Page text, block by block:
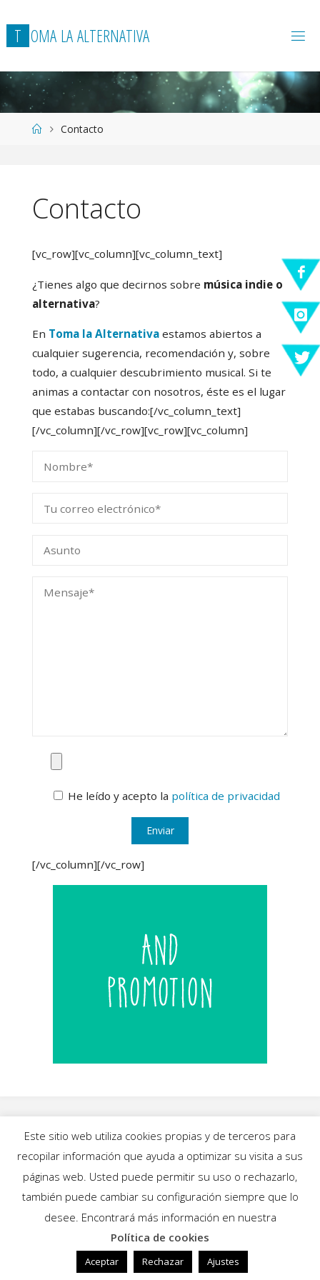
T OMA LAALTERNATIVA
PáginaContacto
Contacto
[vc_row][vc_column][vc_column_text]
¿Tienes algo que decirnos sobre música indie o
alternativa?
En Toma la Alternativaestamos abiertos a
cualquier sugerencia, recomendación y, sobre
todo, a cualquier descubrimiento musical. Si te
animas a contactar con nosotros, éste es el lugar
que estabas buscando:[/vc_column_text]
[/vc_column][/vc_row][vc_row][vc_column]
He leído y acepto la política de privacidad
[/vc_column][/vc_row]
GALERÍAS
QUIÉNES SOMOS
Funciona conFluida&WordPress.
Este sitio web utiliza cookies propias y de terceros para
recopilar información que ayuda a optimizar su visita a sus
páginas web. Usted puede permitir su uso o rechazarlo,
también puede cambiar su configuración siempre que lo
desee. Encontrará más información en nuestra
Política de cookies
Aceptar Rechazar Ajustes